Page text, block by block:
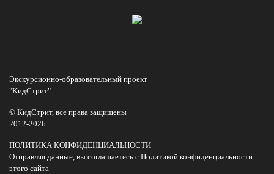
Экскурсионно-образовательный проект
"КидСтрит"
© КидСтрит, все права защищены
2012-2026
ПОЛИТИКА КОНФИДЕНЦИАЛЬНОСТИ
Отправляя данные, вы соглашаетесь с Политикой конфиденциальности
этого сайта